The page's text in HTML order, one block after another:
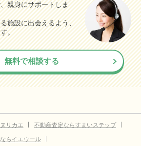
親身にサポートしま
施設に出会えるよう、
。
無料で相談する
リカエ
不動産査定ならすまいステップ
らイエウール